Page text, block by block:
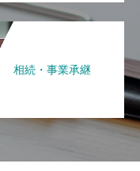
相続・事業承継